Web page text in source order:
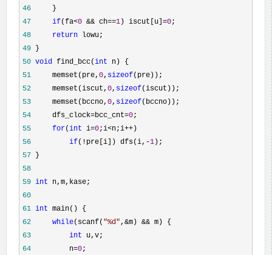
46
47
if(fa<0 && ch==1 ) iscut[u]=0
48
return
49
50 void find_bcc(int
51
     memset(pre,
0, sizeof
52
     memset(iscut,
0, sizeof
53
     memset(bccno,
0, sizeof
54
     dfs_clock=bcc_cnt=
0
55
for(int i=0;i<n;i++
56
if(!pre[i]) dfs(i,-1
57
58
59 int
60
61 int
62
while(scanf( "%d",&m) &&
63
int
64
         n=
0